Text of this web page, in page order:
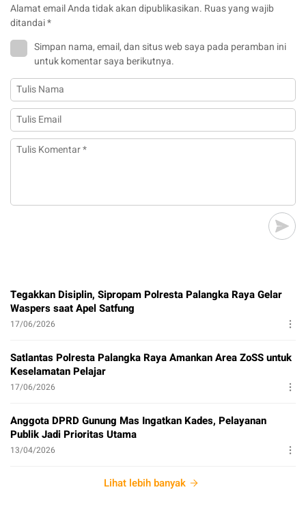
Alamat email Anda tidak akan dipublikasikan. Ruas yang wajib
ditandai*
Simpan nama, email, dan situs web saya pada peramban ini
untuk komentar saya berikutnya.
Tegakkan Disiplin, Sipropam Polresta Palangka Raya Gelar
Waspers saat Apel Satfung
17/06/2026
Satlantas Polresta Palangka Raya Amankan Area ZoSS untuk
Keselamatan Pelajar
17/06/2026
Anggota DPRD Gunung Mas Ingatkan Kades, Pelayanan
Publik Jadi Prioritas Utama
13/04/2026
Lihat lebih banyak